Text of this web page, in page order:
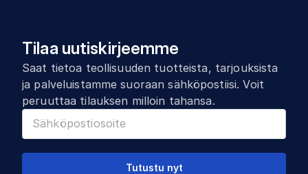
Tilaa uutiskirjeemme
Saat tietoa teollisuuden tuotteista, tarjouksista
ja palveluistamme suoraan sähköpostiisi. Voit
peruuttaa tilauksen milloin tahansa.
Tutustu nyt